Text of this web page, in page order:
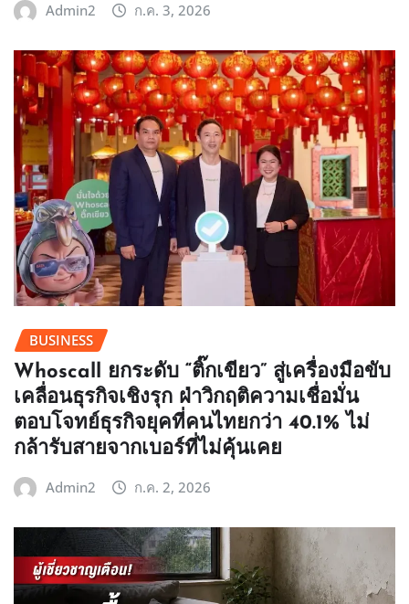
Admin2 ก.ค. 3, 2026
BUSINESS
Whoscall ยกระดับ “ติ๊กเขียว” สู่เครื่องมือขับ
เคลื่อนธุรกิจเชิงรุก ฝ่าวิกฤติความเชื่อมั่น
ตอบโจทย์ธุรกิจยุคที่คนไทยกว่า 40.1% ไม่
กล้ารับสายจากเบอร์ที่ไม่คุ้นเคย
Admin2 ก.ค. 2, 2026